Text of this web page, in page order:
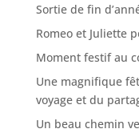
Sortie de fin
Romeo et Juliette
Moment festif au
Une magnifique
voyage et du
Un beau chemin